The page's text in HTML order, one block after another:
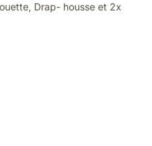
Drap- housse et 2x